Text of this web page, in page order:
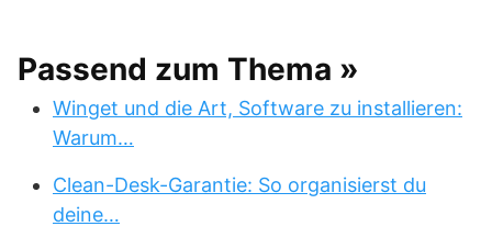
Passend zum Thema »
Winget und die Art, Software zu installieren:
Warum…
Clean-Desk-Garantie: So organisierst du
deine…